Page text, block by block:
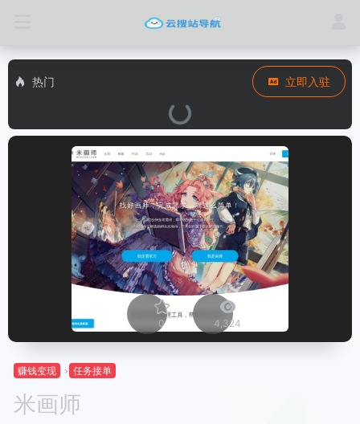
热门 立即入驻
0 4,324
赚钱变现 任务接单
米画师